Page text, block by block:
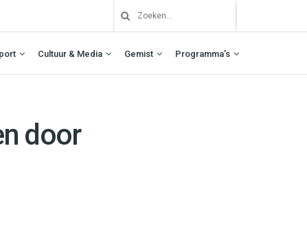
Cultuur & Media Gemist Programma’s
door